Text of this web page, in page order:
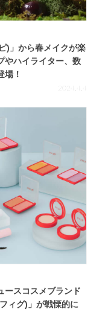
)」から春メイクが楽
やハイライター、数
場！
2024.4.4
ースコスメブランド
ィグ)」が戦慄的に